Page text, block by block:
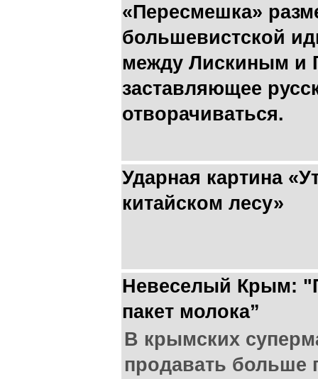
«Пересмешка»
большевистской
между Лискиным и
заставляющее
отворачиваться.
Ударная картина
китайском лесу»
Невеселый Крым:
пакет молока”
В крымских
продавать больше